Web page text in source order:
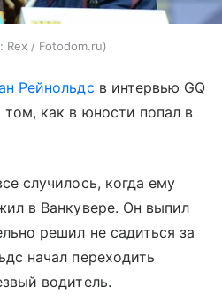
Rex / Fotodom.ru
Рейнольдс в интервью GQ
как в юности попал в
случилось, когда ему
в Ванкувере. Он выпил
решил не садиться за
начал переходить
водитель.